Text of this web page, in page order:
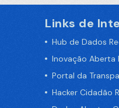
Links de
Hub de Dados
Inovação Aberta
Portal da
Hacker Cidadão